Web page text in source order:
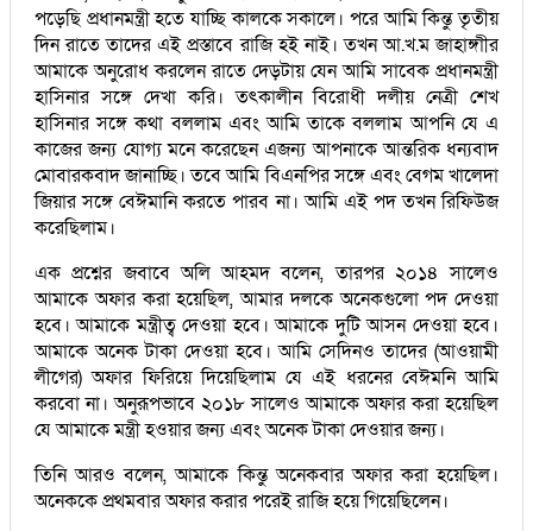
পড়েছি প্রধানমন্ত্রী হতে যাচ্ছি কালকে সকালে। পরে আমি কিন্তু তৃতীয়
দিন রাতে তাদের এই প্রস্তাবে রাজি হই নাই। তখন আ.খ.ম জাহাঙ্গাীর
আমাকে অনুরোধ করলেন রাতে দেড়টায় যেন আমি সাবেক প্রধানমন্ত্রী
হাসিনার সঙ্গে দেখা করি। তৎকালীন বিরোধী দলীয় নেত্রী শেখ
হাসিনার সঙ্গে কথা বললাম এবং আমি তাকে বললাম আপনি যে এ
কাজের জন্য যোগ্য মনে করেছেন এজন্য আপনাকে আন্তরিক ধন্যবাদ
মোবারকবাদ জানাচ্ছি। তবে আমি বিএনপির সঙ্গে এবং বেগম খালেদা
জিয়ার সঙ্গে বেঈমানি করতে পারব না। আমি এই পদ তখন রিফিউজ
করেছিলাম।
এক প্রশ্নের জবাবে অলি আহমদ বলেন, তারপর ২০১৪ সালেও
আমাকে অফার করা হয়েছিল, আমার দলকে অনেকগুলো পদ দেওয়া
হবে। আমাকে মন্ত্রীত্ব দেওয়া হবে। আমাকে দুটি আসন দেওয়া হবে।
আমাকে অনেক টাকা দেওয়া হবে। আমি সেদিনও তাদের (আওয়ামী
লীগের) অফার ফিরিয়ে দিয়েছিলাম যে এই ধরনের বেঈমনি আমি
করবো না। অনুরূপভাবে ২০১৮ সালেও আমাকে অফার করা হয়েছিল
যে আমাকে মন্ত্রী হওয়ার জন্য এবং অনেক টাকা দেওয়ার জন্য।
তিনি আরও বলেন, আমাকে কিন্তু অনেকবার অফার করা হয়েছিল।
অনেককে প্রথমবার অফার করার পরেই রাজি হয়ে গিয়েছিলেন।